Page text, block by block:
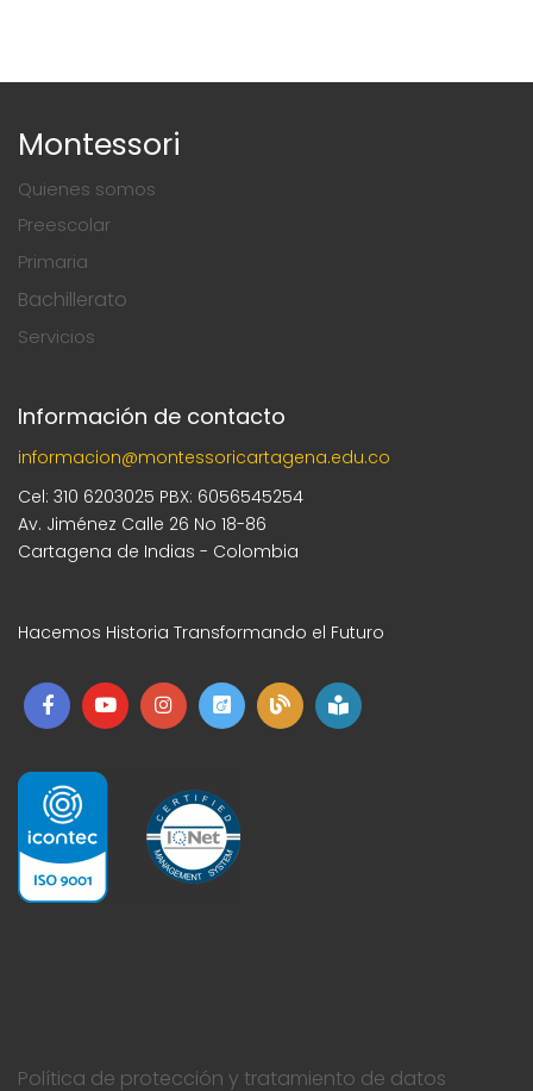
Montessori
Quienes somos
Preescolar
Primaria
Bachillerato
Servicios
Información de contacto
informacion@montessoricartagena.edu.co
Cel: 310 6203025 PBX: 6056545254
Av. Jiménez Calle 26 No 18-86
Cartagena de Indias - Colombia
Hacemos Historia Transformando el Futuro
Política de protección y tratamiento de datos